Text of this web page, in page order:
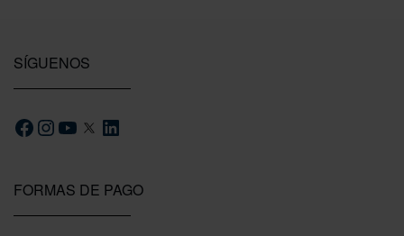
FORMAS DE PAGO
SÍGUENOS